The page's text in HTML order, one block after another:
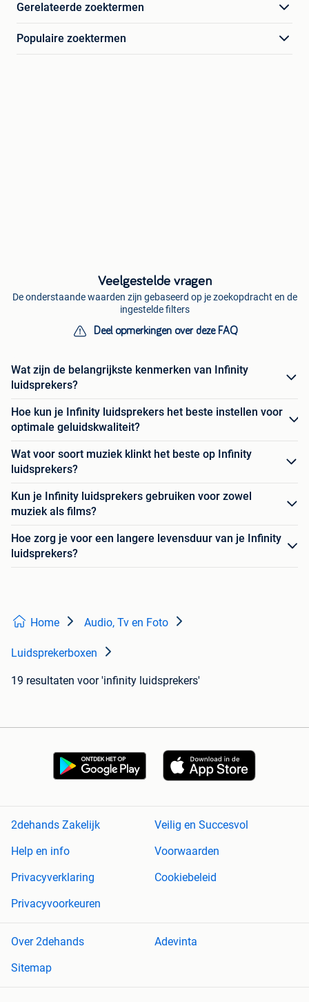
Gerelateerde zoektermen
Populaire zoektermen
Veelgestelde vragen
De onderstaande waarden zijn gebaseerd op je zoekopdracht en de
ingestelde filters
Deel opmerkingen over deze FAQ
Wat zijn de belangrijkste kenmerken van Infinity
luidsprekers?
Hoe kun je Infinity luidsprekers het beste instellen voor
optimale geluidskwaliteit?
Wat voor soort muziek klinkt het beste op Infinity
luidsprekers?
Kun je Infinity luidsprekers gebruiken voor zowel
muziek als films?
Hoe zorg je voor een langere levensduur van je Infinity
luidsprekers?
Home Audio, Tv en Foto
Luidsprekerboxen
19 resultaten voor 'infinity luidsprekers'
2dehands Zakelijk
Veilig en Succesvol
Help en info
Voorwaarden
Privacyverklaring
Cookiebeleid
Privacyvoorkeuren
Over 2dehands
Adevinta
Sitemap